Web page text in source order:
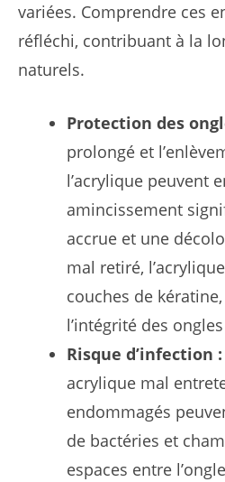
variées. Comprendre ces
réfléchi, contribuant à la
naturels.
Protection des
prolongé et
l’acrylique peuvent
amincissement
accrue et une
mal retiré,
couches de
l’intégrité des
Risque d’infection :
acrylique mal
endommagés
de bactéries et
espaces entre